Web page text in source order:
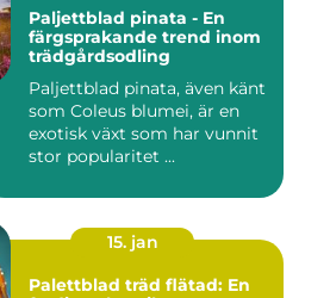
Paljettblad pinata - En
färgsprakande trend inom
trädgårdsodling
Paljettblad pinata, även känt
som Coleus blumei, är en
exotisk växt som har vunnit
stor popularitet ...
15. jan
Palettblad träd flätad: En